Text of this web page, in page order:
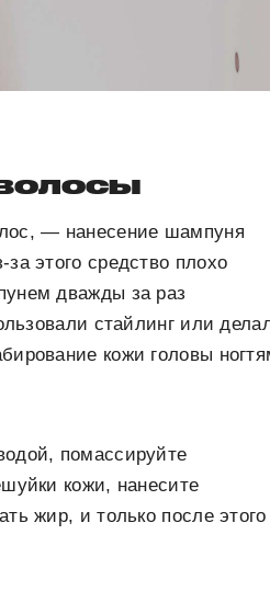
— нанесение шампуня
этого средство плохо
дважды за раз
стайлинг или
кожи головы
помассируйте
кожи, нанесите
жир, и только после этого